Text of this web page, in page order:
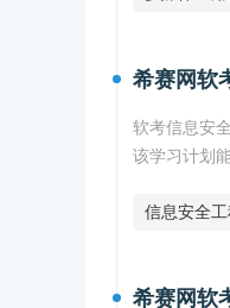
希赛网软
软考信息安
该学习计划
信息安全
希赛网软